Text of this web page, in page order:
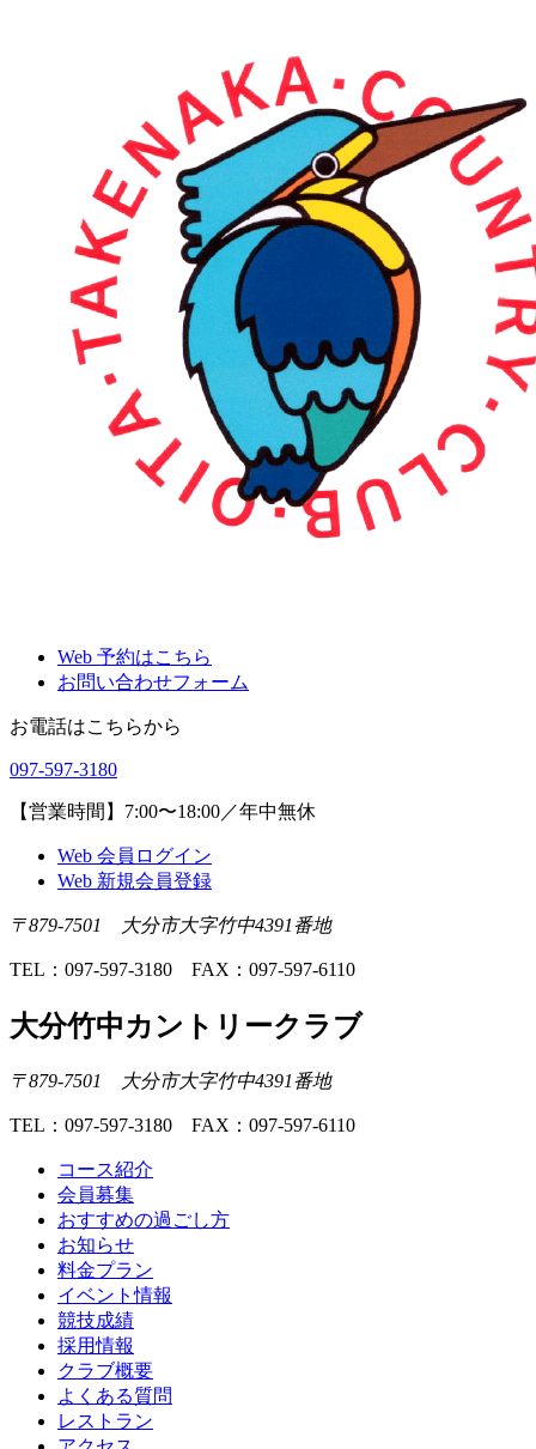
Web 予約はこちら
お問い合わせフォーム
お電話はこちらから
097-597-3180
【営業時間】7:00〜18:00／年中無休
Web 会員ログイン
Web 新規会員登録
〒879-7501 大分市大字竹中4391番地
TEL：097-597-3180 FAX：097-597-6110
大分竹中カントリークラブ
〒879-7501 大分市大字竹中4391番地
TEL：097-597-3180 FAX：097-597-6110
コース紹介
会員募集
おすすめの過ごし方
お知らせ
料金プラン
イベント情報
競技成績
採用情報
クラブ概要
よくある質問
レストラン